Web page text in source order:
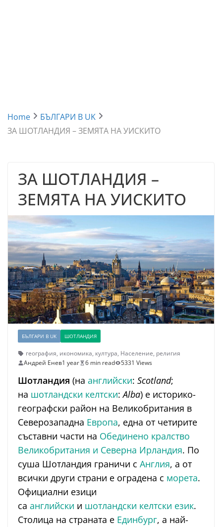
Home
БЪЛГАРИ В UK
ЗА ШОТЛАНДИЯ – ЗЕМЯТА НА УИСКИТО
ЗА ШОТЛАНДИЯ –
ЗЕМЯТА НА УИСКИТО
БЪЛГАРИ В UK ШОТЛАНДИЯ
география, икономика, култура, Население, религия
Андрей Енев1 year 6 min read 5331 Views
Шотландия (на английски: Scotland;
на шотландски келтски:Alba) е историко-
географски район на Великобритания в
Северозападна Европа, една от четирите
съставни части на Обединено кралство
Великобритания и Северна Ирландия. По
суша Шотландия граничи с Англия, а от
всички други страни е оградена с морета.
Официални езици
са английски и шотландски келтски език.
Столица на страната е Единбург, а най-